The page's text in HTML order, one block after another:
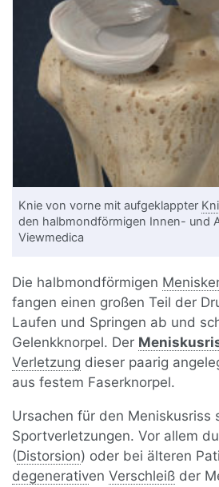
Knie von vorne mit aufgeklappter
den halbmondförmigen Innen- und
Viewmedica
Die halbmondförmigen
fangen einen großen Teil der
Laufen und Springen ab und
Gelenkknorpel. Der
Verletzung dieser paarig
aus festem Faserknorpel.
Ursachen für den Meniskusriss
Sportverletzungen. Vor allem
(Distorsion) oder bei älteren
degenerativenVerschleiß der